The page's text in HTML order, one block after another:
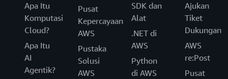
Apa Itu
Komputasi
Cloud?
Apa Itu
AI
Agentik?
Pusat
Kepercayaan
AWS
Pustaka
Solusi
AWS
SDK dan
Alat
.NET di
AWS
Python
di AWS
Ajukan
Tiket
Dukungan
AWS
re:Post
Pusat